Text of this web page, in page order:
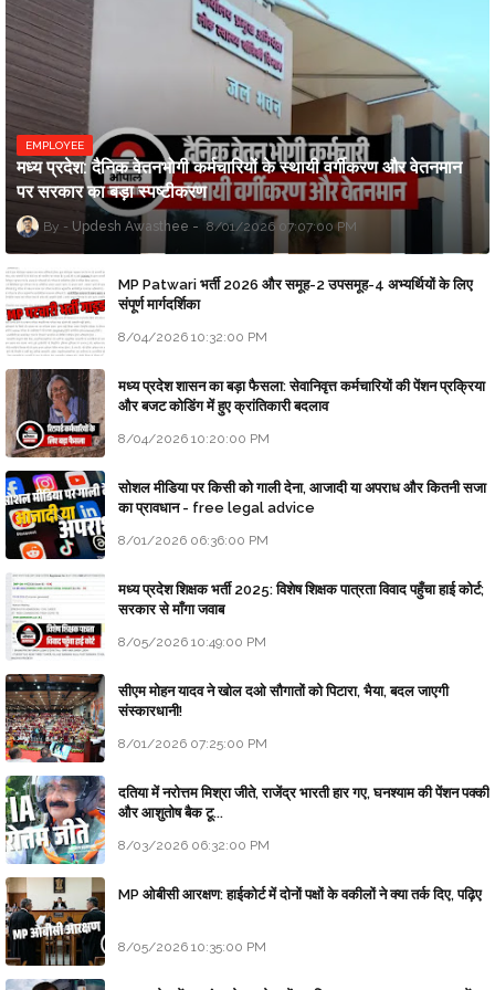
EMPLOYEE
मध्य प्रदेश: दैनिक वेतनभोगी कर्मचारियों के स्थायी वर्गीकरण और वेतनमान
पर सरकार का बड़ा स्पष्टीकरण
Updesh Awasthee 8/01/2026 07:07:00 PM
MP Patwari भर्ती 2026 और समूह-2 उपसमूह-4 अभ्यर्थियों के लिए
संपूर्ण मार्गदर्शिका
8/04/2026 10:32:00 PM
मध्य प्रदेश शासन का बड़ा फैसला: सेवानिवृत्त कर्मचारियों की पेंशन प्रक्रिया
और बजट कोडिंग में हुए क्रांतिकारी बदलाव
8/04/2026 10:20:00 PM
सोशल मीडिया पर किसी को गाली देना, आजादी या अपराध और कितनी सजा
का प्रावधान - free legal advice
8/01/2026 06:36:00 PM
मध्य प्रदेश शिक्षक भर्ती 2025: विशेष शिक्षक पात्रता विवाद पहुँचा हाई कोर्ट;
सरकार से माँगा जवाब
8/05/2026 10:49:00 PM
सीएम मोहन यादव ने खोल दओ सौगातों को पिटारा, भैया, बदल जाएगी
संस्कारधानी!
8/01/2026 07:25:00 PM
दतिया में नरोत्तम मिश्रा जीते, राजेंद्र भारती हार गए, घनश्याम की पेंशन पक्की
और आशुतोष बैक टू...
8/03/2026 06:32:00 PM
MP ओबीसी आरक्षण: हाईकोर्ट में दोनों पक्षों के वकीलों ने क्या तर्क दिए, पढ़िए
8/05/2026 10:35:00 PM